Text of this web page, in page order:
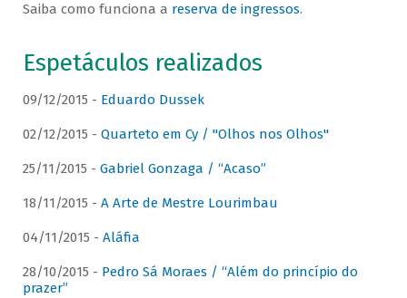
Saiba como funciona a reserva de ingressos.
Espetáculos realizados
09/12/2015 - Eduardo Dussek
02/12/2015 - Quarteto em Cy / "Olhos nos Olhos"
25/11/2015 - Gabriel Gonzaga / “Acaso”
18/11/2015 - A Arte de Mestre Lourimbau
04/11/2015 - Aláfia
28/10/2015 - Pedro Sá Moraes / “Além do princípio do
prazer”